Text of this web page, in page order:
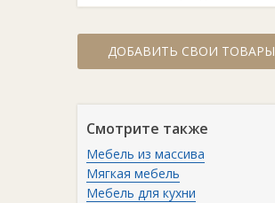
ДОБАВИТЬ СВОИ ТОВАРЫ
Смотрите также
Мебель из массива
Мягкая мебель
Мебель для кухни